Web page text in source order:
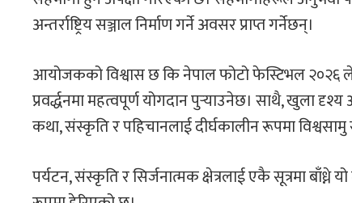
अन्तर्राष्ट्रिय सञ्जाल निर्माण गर्ने अवसर प्राप्त गर्नेछन्।
आयोजकको विश्वास छ कि नेपाल फोटो फेस्टिभल २०२६ ले
प्रवर्द्धनमा महत्वपूर्ण योगदान पुर्‍याउनेछ। साथै, खुला
कथा, संस्कृति र पहिचानलाई दीर्घकालीन रूपमा विश्वसामु
पर्यटन, संस्कृति र सिर्जनात्मक क्षेत्रलाई एकै सूत्रमा बाँध्ने